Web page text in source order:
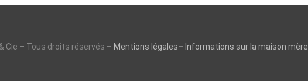
Cie – Tous droits réservés – Mentions légales– Informations sur la maison mère